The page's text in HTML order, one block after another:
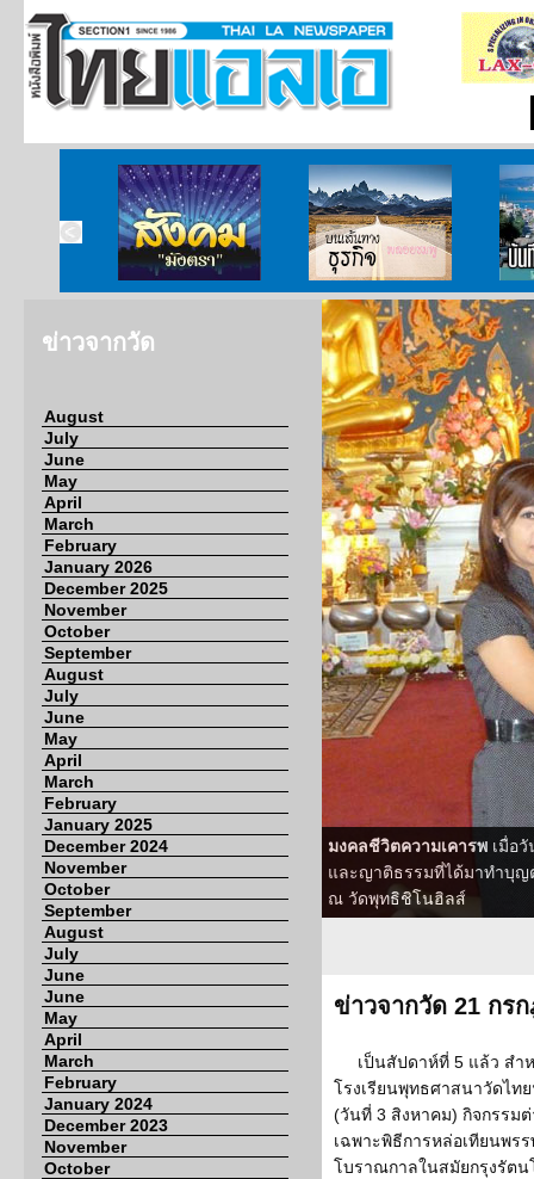
สังคมมังตรา บนเส้นทางธุรกิจ บั
ข่าวจากวัด
August
July
June
May
April
March
February
January 2026
December 2025
November
October
September
August
July
June
May
April
March
February
January 2025
December 2024
November
October
September
August
July
June
June
May
April
March
February
January 2024
December 2023
November
October
มงคลชีวิตความเคารพ เมื่อ
และญาติธรรมที่ได้มาทำบุญ
ณ วัดพุทธิชิโนฮิลส์
ข่าวจากวัด 21 กร
เป็นสัปดาห์ที่ 5 แล้ว สำ
โรงเรียนพุทธศาสนาวัดไท
(วันที่ 3 สิงหาคม) กิจกรรมต่
เฉพาะพิธีการหล่อเทียนพร
โบราณกาลในสมัยกรุงรัต